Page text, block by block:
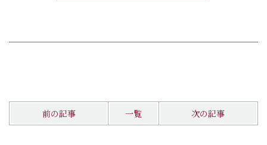
前の記事 一覧 次の記事